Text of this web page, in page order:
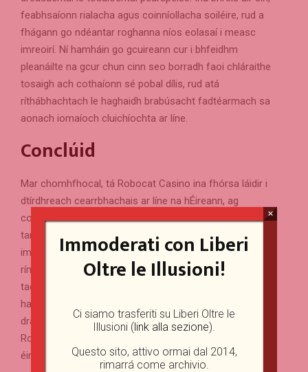
feabhsaíonn rialacha agus coinníollacha soiléire, rud a
fhágann go ndéantar roghanna níos eolasaí i measc
imreoirí. Ní hamháin go gcuireann cur i bhfeidhm
pleanáilte na gcur chun cinn seo borradh faoi chláraithe
tosaigh ach cothaíonn sé pobal dílis, rud atá
ríthábhachtach le haghaidh brabúsacht fadtéarmach sa
aonach iomaíoch cluichíochta ar líne.
Conclúid
Mar chomhfhocal, tá Robocat Casino ina fhórsa láidir i
dtírdhreach cearrbhachais ar líne na hÉireann, ag
comhcheangal rogha fairsing cluichí le bónais
tarraingteacha go réidh. De réir mar a nascleanann
imreoirí a chomhéadan atá éasca le húsáid, bíonn
ríméad na mbuaite féidearthaí le brath san aer. Le
tacaíocht den scoth agus fráma slándála láidir, ní
hamháin go ngeallann an ceasaíneo eispéireas
draíochtúil ach cuireann sé ar fáil é freisin. An mbeidh
Robocat Casino ina chinn scríbe do go leor, nó an n-
éireoidh a chuid comórtais chun an coróin a ghabháil?
Immoderati con Liberi
Oltre le Illusioni!
Ci siamo trasferiti su Liberi Oltre le
Illusioni (link alla sezione).
Questo sito, attivo ormai dal 2014,
rimarrá come archivio.
×